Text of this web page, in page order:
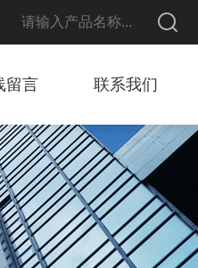
留言 联系我们